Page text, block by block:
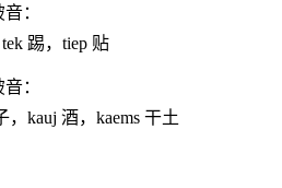
：
踢，tiep 贴
：
，kauj 酒，kaems 干土